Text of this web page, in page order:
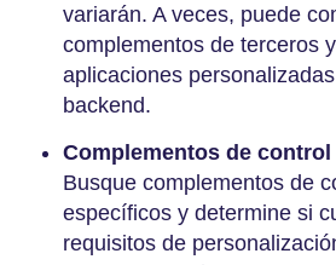
variarán. A veces, puede
complementos de terceros
aplicaciones
backend.
Complementos de
Busque complementos de
específicos y determine si
requisitos de